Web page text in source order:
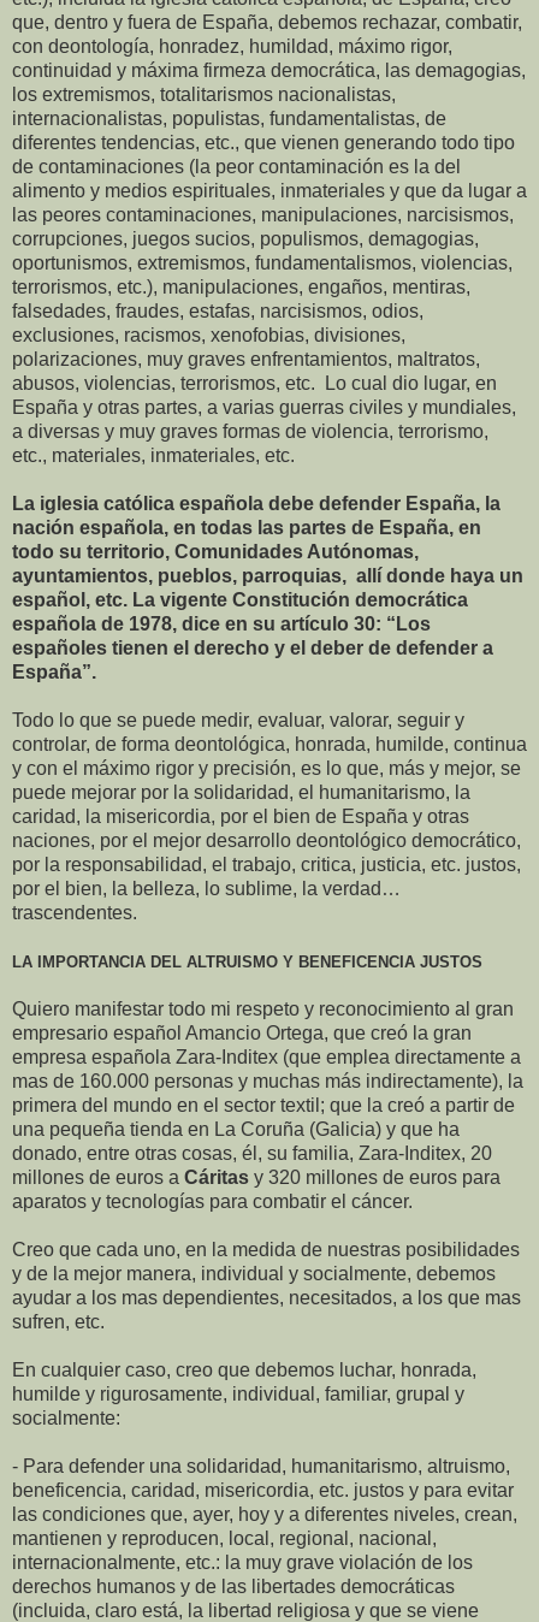
que, dentro y fuera de España, debemos rechazar, combatir,
con deontología, honradez, humildad, máximo rigor,
continuidad y máxima firmeza democrática, las demagogias,
los extremismos, totalitarismos nacionalistas,
internacionalistas, populistas, fundamentalistas, de
diferentes tendencias, etc., que vienen generando todo tipo
de contaminaciones (la peor contaminación es la del
alimento y medios espirituales, inmateriales y que da lugar a
las peores contaminaciones, manipulaciones, narcisismos,
corrupciones, juegos sucios, populismos, demagogias,
oportunismos, extremismos, fundamentalismos, violencias,
terrorismos, etc.), manipulaciones, engaños, mentiras,
falsedades, fraudes, estafas, narcisismos, odios,
exclusiones, racismos, xenofobias, divisiones,
polarizaciones, muy graves enfrentamientos, maltratos,
abusos, violencias, terrorismos, etc. Lo cual dio lugar, en
España y otras partes, a varias guerras civiles y mundiales,
a diversas y muy graves formas de violencia, terrorismo,
etc., materiales, inmateriales, etc.
La iglesia católica española debe defender España, la
nación española, en todas las partes de España, en
todo su territorio, Comunidades Autónomas,
ayuntamientos, pueblos, parroquias, allí donde haya un
español, etc. La vigente Constitución democrática
española de 1978, dice en su artículo 30: “Los
españoles tienen el derecho y el deber de defender a
España”.
Todo lo que se puede medir, evaluar, valorar, seguir y
controlar, de forma deontológica, honrada, humilde, continua
y con el máximo rigor y precisión, es lo que, más y mejor, se
puede mejorar por la solidaridad, el humanitarismo, la
caridad, la misericordia, por el bien de España y otras
naciones, por el mejor desarrollo deontológico democrático,
por la responsabilidad, el trabajo, critica, justicia, etc. justos,
por el bien, la belleza, lo sublime, la verdad…
trascendentes.
LA IMPORTANCIA DEL ALTRUISMO Y BENEFICENCIA JUSTOS
Quiero manifestar todo mi respeto y reconocimiento al gran
empresario español Amancio Ortega, que creó la gran
empresa española Zara-Inditex (que emplea directamente a
mas de 160.000 personas y muchas más indirectamente), la
primera del mundo en el sector textil; que la creó a partir de
una pequeña tienda en La Coruña (Galicia) y que ha
donado, entre otras cosas, él, su familia, Zara-Inditex, 20
millones de euros a Cáritas y 320 millones de euros para
aparatos y tecnologías para combatir el cáncer.
Creo que cada uno, en la medida de nuestras posibilidades
y de la mejor manera, individual y socialmente, debemos
ayudar a los mas dependientes, necesitados, a los que mas
sufren, etc.
En cualquier caso, creo que debemos luchar, honrada,
humilde y rigurosamente, individual, familiar, grupal y
socialmente:
- Para defender una solidaridad, humanitarismo, altruismo,
beneficencia, caridad, misericordia, etc. justos y para evitar
las condiciones que, ayer, hoy y a diferentes niveles, crean,
mantienen y reproducen, local, regional, nacional,
internacionalmente, etc.: la muy grave violación de los
derechos humanos y de las libertades democráticas
(incluida, claro está, la libertad religiosa y que se viene